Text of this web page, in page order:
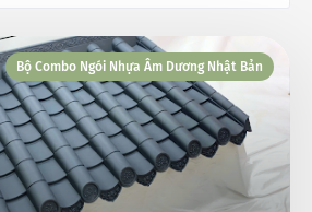
Bộ Combo Ngói Nhựa Âm Dương Nhật Bản